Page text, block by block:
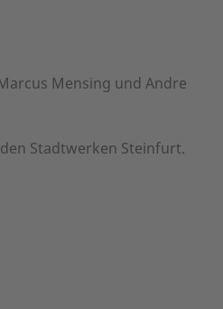
Mensing und Andre
Stadtwerken Steinfurt.